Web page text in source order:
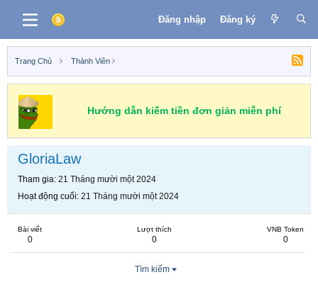
Đăng nhập Đăng ký
Trang Chủ Thành Viên
Hướng dẫn kiếm tiền đơn giản miễn phí
GloriaLaw
Tham gia 21 Tháng mười một 2024
Hoạt động cuối 21 Tháng mười một 2024
Bài viết
0
Lượt thích
0
VNB Token
0
Tìm kiếm